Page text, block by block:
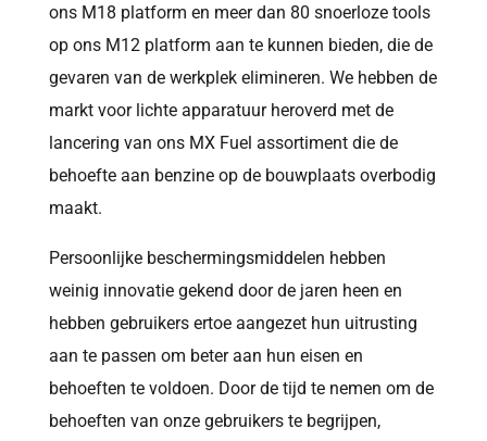
ons M18 platform en meer dan 80 snoerloze tools
op ons M12 platform aan te kunnen bieden, die de
gevaren van de werkplek elimineren. We hebben de
markt voor lichte apparatuur heroverd met de
lancering van ons MX Fuel assortiment die de
behoefte aan benzine op de bouwplaats overbodig
maakt.
Persoonlijke beschermingsmiddelen hebben
weinig innovatie gekend door de jaren heen en
hebben gebruikers ertoe aangezet hun uitrusting
aan te passen om beter aan hun eisen en
behoeften te voldoen. Door de tijd te nemen om de
behoeften van onze gebruikers te begrijpen,